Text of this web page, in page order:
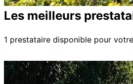
Les meilleurs
1 prestataire disponible pour